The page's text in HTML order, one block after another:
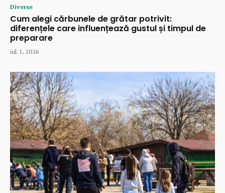
Diverse
Cum alegi cărbunele de grătar potrivit:
diferențele care influențează gustul și timpul de
preparare
iul. 1, 2026